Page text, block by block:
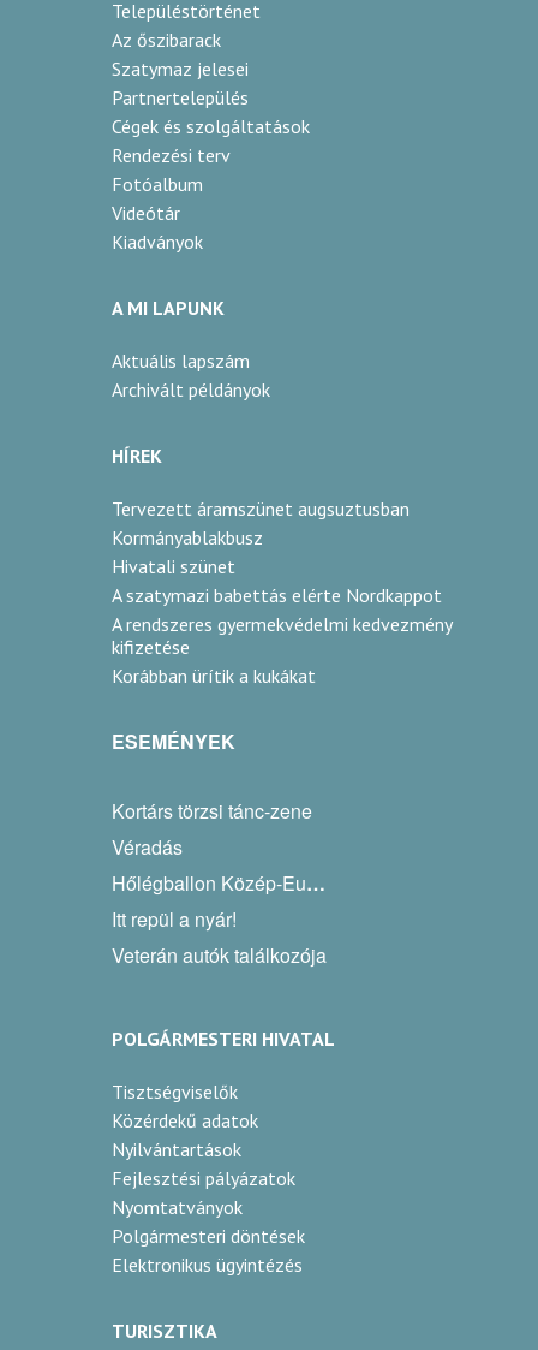
Településtörténet
Az őszibarack
Szatymaz jelesei
Partnertelepülés
Cégek és szolgáltatások
Rendezési terv
Fotóalbum
Videótár
Kiadványok
A MI LAPUNK
Aktuális lapszám
Archivált példányok
HÍREK
Tervezett áramszünet augsuztusban
Kormányablakbusz
Hivatali szünet
A szatymazi babettás elérte Nordkappot
A rendszeres gyermekvédelmi kedvezmény
kifizetése
Korábban ürítik a kukákat
ESEMÉNYEK
Kortárs törzsi tánc-zene
Véradás
Hőlégballon Közép-Európa Kupa
Itt repül a nyár!
Veterán autók találkozója
POLGÁRMESTERI HIVATAL
Tisztségviselők
Közérdekű adatok
Nyilvántartások
Fejlesztési pályázatok
Nyomtatványok
Polgármesteri döntések
Elektronikus ügyintézés
TURISZTIKA